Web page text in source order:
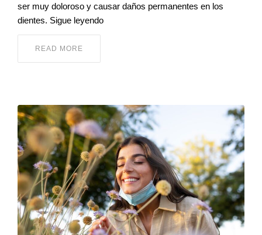
ser muy doloroso y causar daños permanentes en los
dientes. Sigue leyendo
READ MORE